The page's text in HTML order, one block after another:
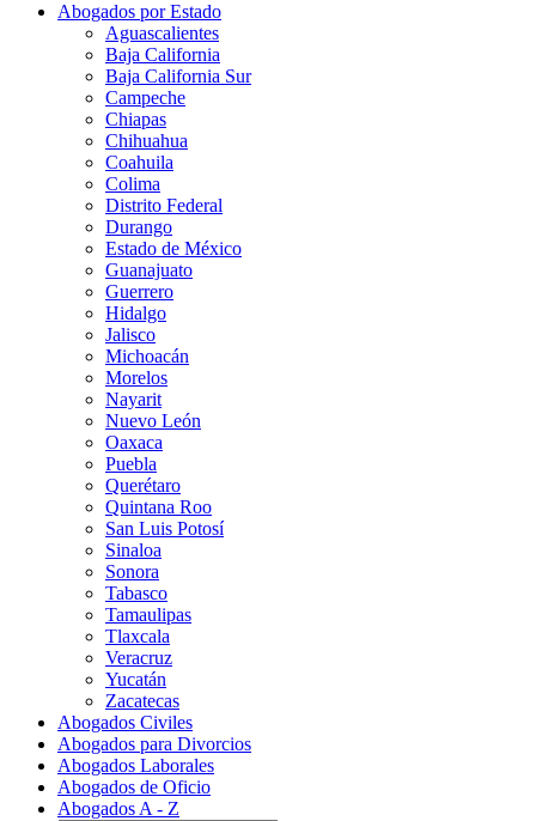
Abogados por Estado
Aguascalientes
Baja California
Baja California Sur
Campeche
Chiapas
Chihuahua
Coahuila
Colima
Distrito Federal
Durango
Estado de México
Guanajuato
Guerrero
Hidalgo
Jalisco
Michoacán
Morelos
Nayarit
Nuevo León
Oaxaca
Puebla
Querétaro
Quintana Roo
San Luis Potosí
Sinaloa
Sonora
Tabasco
Tamaulipas
Tlaxcala
Veracruz
Yucatán
Zacatecas
Abogados Civiles
Abogados para Divorcios
Abogados Laborales
Abogados de Oficio
Abogados A - Z